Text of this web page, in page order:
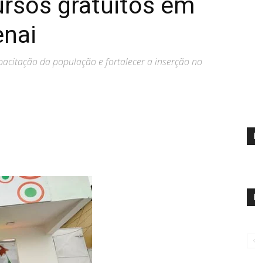
da população e fortalecer a inserção no